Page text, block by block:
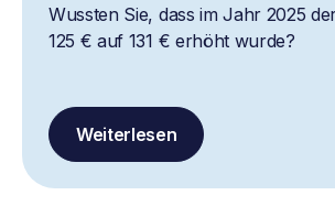
Wussten Sie, dass im Jahr 2025
125 € auf 131 € erhöht wurde?
Weiterlesen